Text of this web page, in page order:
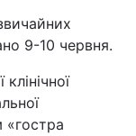
9-10 червня.
«гостра